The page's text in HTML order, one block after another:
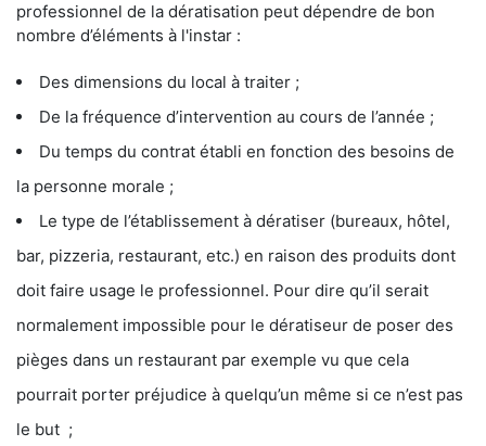
professionnel de la dératisation peut dépendre de bon
nombre d’éléments à l'instar :
Des dimensions du local à traiter ;
De la fréquence d’intervention au cours de l’année ;
Du temps du contrat établi en fonction des besoins de
la personne morale ;
Le type de l’établissement à dératiser (bureaux, hôtel,
bar, pizzeria, restaurant, etc.) en raison des produits dont
doit faire usage le professionnel. Pour dire qu’il serait
normalement impossible pour le dératiseur de poser des
pièges dans un restaurant par exemple vu que cela
pourrait porter préjudice à quelqu’un même si ce n’est pas
le but ;